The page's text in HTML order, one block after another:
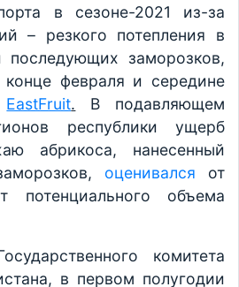
в сезоне-2021 из-за
– резкого потепления в
заморозков,
февраля и середине
EastFruit. В подавляющем
республики ущерб
абрикоса, нанесенный
оценивался от
объема
комитета
в первом полугодии